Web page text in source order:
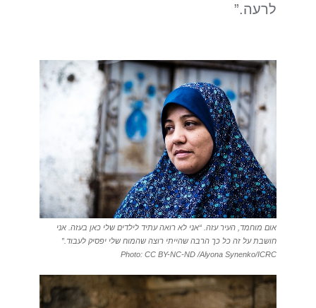
לרעה.”
אום מוחמד, העיר עזה. “אני לא רואה עתיד לילדים שלי כאן בעזה. אני
חושבת על זה כל כך הרבה שהייתי רוצה שהמוח שלי יפסיק לעבוד.”
Photo: CC BY-NC-ND /Alyona Synenko/ICRC